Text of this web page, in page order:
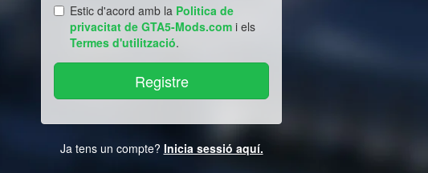
Estic d'acord amb la Politica de
privacitat de GTA5-Mods.com i els
Termes d'utilització.
Ja tens un compte? Inicia sessió aquí.